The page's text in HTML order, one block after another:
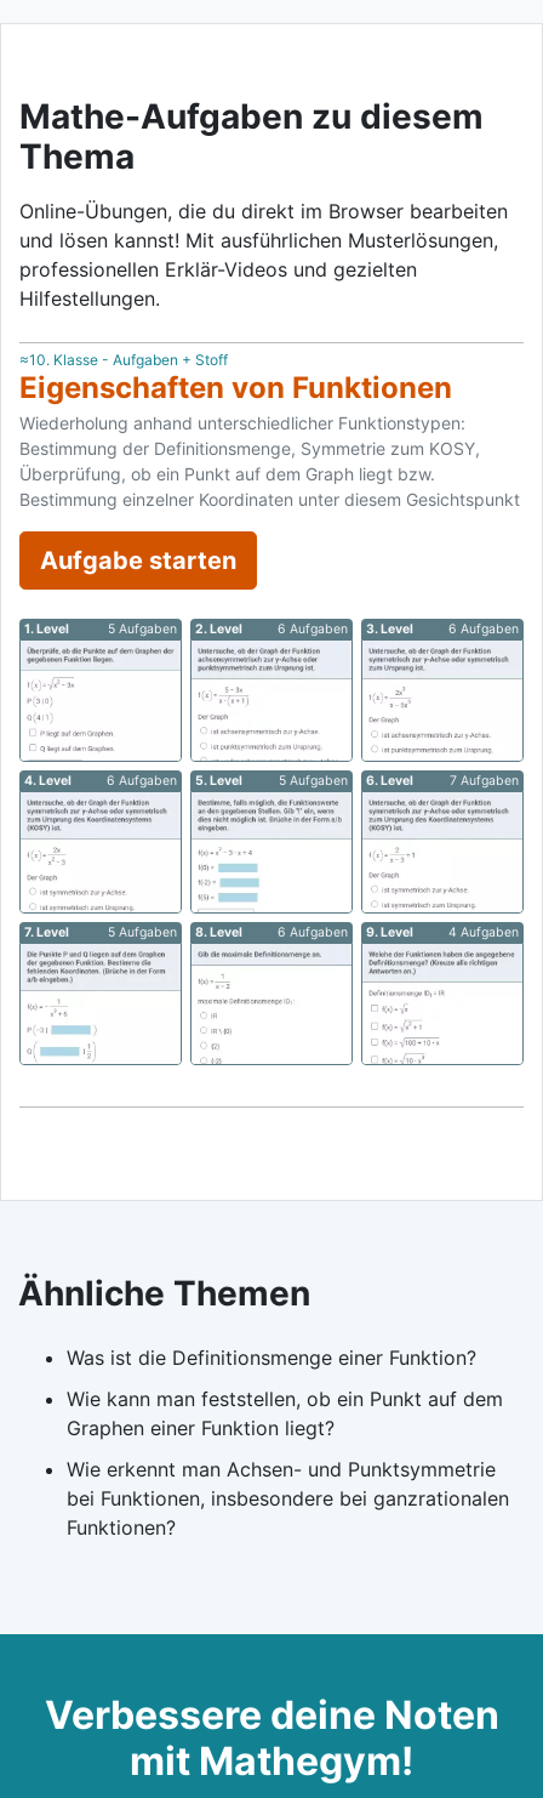
Mathe-Aufgaben zu diesem
Thema
Online-Übungen, die du direkt im Browser bearbeiten
und lösen kannst! Mit ausführlichen Musterlösungen,
professionellen Erklär-Videos und gezielten
Hilfestellungen.
≈10. Klasse - Aufgaben + Stoff
Eigenschaften von Funktionen
Wiederholung anhand unterschiedlicher Funktionstypen:
Bestimmung der Definitionsmenge, Symmetrie zum KOSY,
Überprüfung, ob ein Punkt auf dem Graph liegt bzw.
Bestimmung einzelner Koordinaten unter diesem Gesichtspunkt
Aufgabe starten
1. Level 5 Aufgaben 2. Level 6 Aufgaben 3. Level 6 Aufgaben
4. Level 6 Aufgaben 5. Level 5 Aufgaben 6. Level 7 Aufgaben
7. Level 5 Aufgaben 8. Level 6 Aufgaben 9. Level 4 Aufgaben
Ähnliche Themen
Was ist die Definitionsmenge einer Funktion?
Wie kann man feststellen, ob ein Punkt auf dem
Graphen einer Funktion liegt?
Wie erkennt man Achsen- und Punktsymmetrie
bei Funktionen, insbesondere bei ganzrationalen
Funktionen?
Verbessere deine Noten
mit Mathegym!